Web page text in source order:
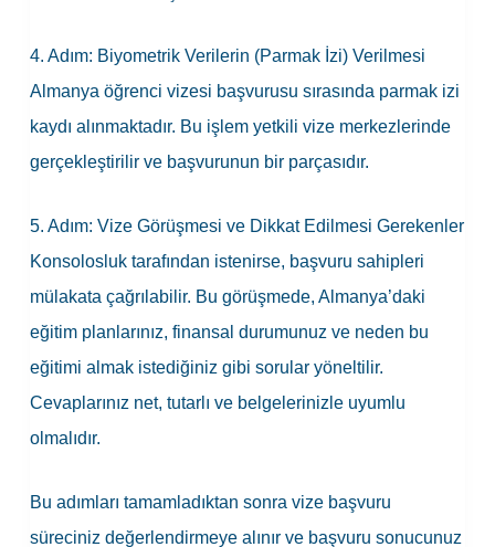
4. Adım: Biyometrik Verilerin (Parmak İzi) Verilmesi
Almanya öğrenci vizesi başvurusu sırasında parmak izi
kaydı alınmaktadır. Bu işlem yetkili vize merkezlerinde
gerçekleştirilir ve başvurunun bir parçasıdır.
5. Adım: Vize Görüşmesi ve Dikkat Edilmesi Gerekenler
Konsolosluk tarafından istenirse, başvuru sahipleri
mülakata çağrılabilir. Bu görüşmede, Almanya’daki
eğitim planlarınız, finansal durumunuz ve neden bu
eğitimi almak istediğiniz gibi sorular yöneltilir.
Cevaplarınız net, tutarlı ve belgelerinizle uyumlu
olmalıdır.
Bu adımları tamamladıktan sonra vize başvuru
süreciniz değerlendirmeye alınır ve başvuru sonucunuz